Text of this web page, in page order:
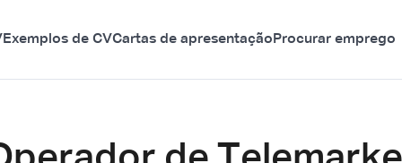
Exemplos de CVCartas de apresentação Procurar emprego